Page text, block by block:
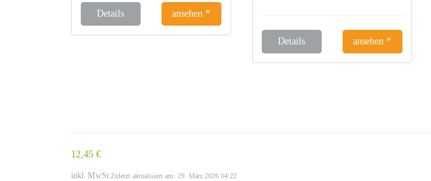
Details ansehen *
Details ansehen *
12,45 €
inkl. MwSt.Zuletzt aktualisiert am: 29. März 2026 04:22